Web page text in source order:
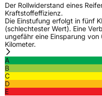
Der Rollwiderstand eines
Kraftstoffeffizienz.
Die Einstufung erfolgt in fünf
(schlechtester Wert). Eine
ungefähr eine Einsparung
Kilometer.
A
B
C
D
E